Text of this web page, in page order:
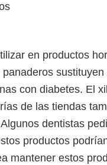
en productos
con diabetes. El
de las tiendas
dentistas
productos
mantener estos